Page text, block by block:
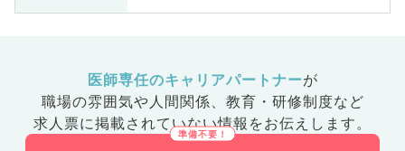
医師専任のキャリアパートナーが
職場の雰囲気や人間関係、 教育・研修制度など
求人票に掲載されていない情報をお伝えします。